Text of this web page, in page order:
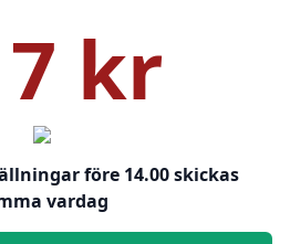
kr
före 14.00 skickas
vardag